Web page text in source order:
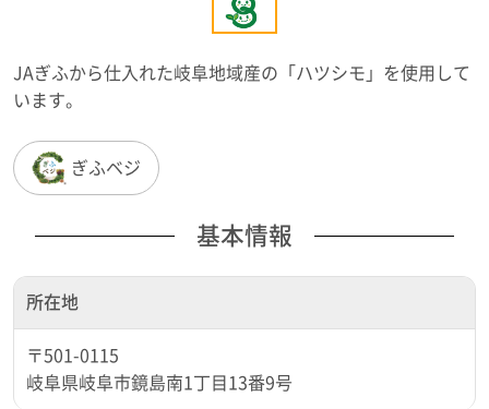
JAぎふから仕入れた岐阜地域産の「ハツシモ」を使用して
います。
ぎふベジ
基本情報
所在地
〒501-0115
岐阜県岐阜市鏡島南1丁目13番9号